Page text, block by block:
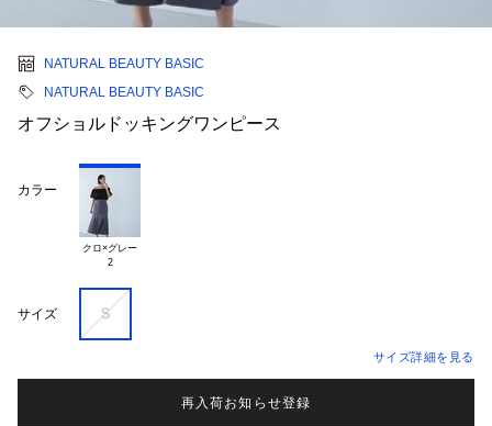
NATURAL BEAUTY BASIC
NATURAL BEAUTY BASIC
オフショルドッキングワンピース
カラー
クロ×グレー
2
サイズ Ｓ
サイズ詳細を見る
再入荷お知らせ登録